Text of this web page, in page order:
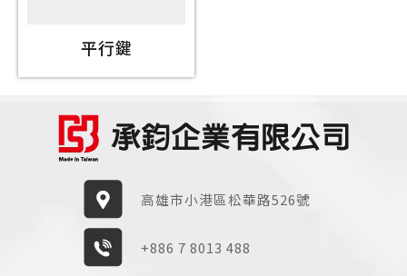
平行鍵
高雄市小港區松華路526號
+886 7 8013 488